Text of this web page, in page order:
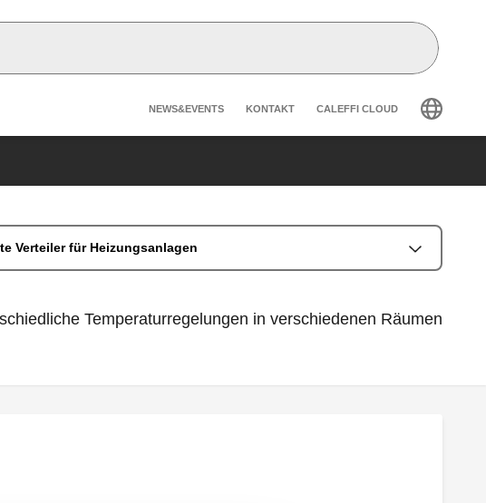
Header secondary
NEWS&EVENTS KONTAKT CALEFFI CLOUD
Verteiler für Heizungsanlagen
Temperaturregelungen in verschiedenen Räumen